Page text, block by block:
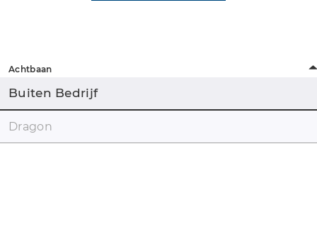
Achtbaan
Buiten Bedrijf
Dragon